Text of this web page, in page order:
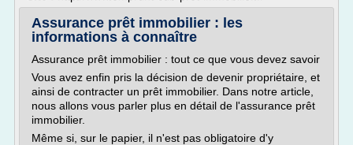
Assurance prêt immobilier : les
informations à connaître
Assurance prêt immobilier : tout ce que vous devez savoir
Vous avez enfin pris la décision de devenir propriétaire, et
ainsi de contracter un prêt immobilier. Dans notre article,
nous allons vous parler plus en détail de l'assurance prêt
immobilier.
Même si, sur le papier, il n'est pas obligatoire d'y